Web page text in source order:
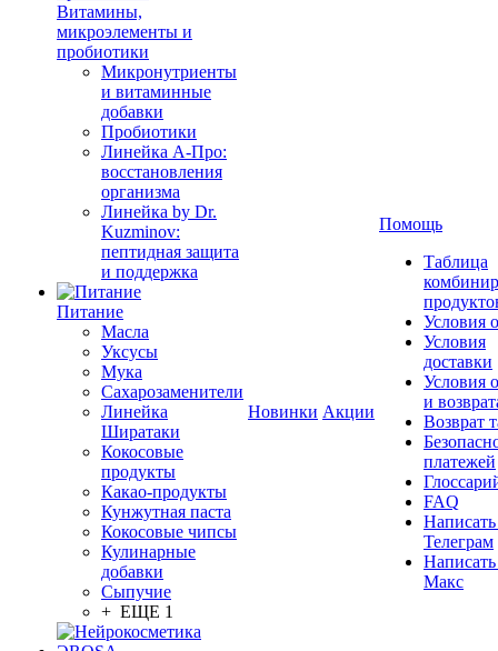
Витамины,
микроэлементы и
пробиотики
Микронутриенты
и витаминные
добавки
Пробиотики
Линейка А-Про:
восстановления
организма
Линейка by Dr.
Kuzminov:
пептидная защита
и поддержка
Питание
Масла
Уксусы
Мука
Сахарозаменители
Линейка
Ширатаки
Кокосовые
продукты
Какао-продукты
Кунжутная паста
Кокосовые чипсы
Кулинарные
добавки
Сыпучие
+ ЕЩЕ 1
Новинки Акции
Помощь
Таблица
Условия
Условия
доставки
Условия
и
Возврат
платежей
FAQ
Телеграм
Макс